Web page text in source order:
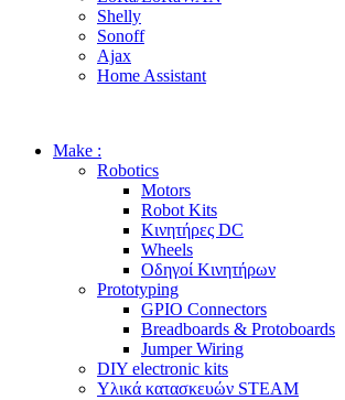
Shelly
Sonoff
Ajax
Home Assistant
Make :
Robotics
Motors
Robot Kits
Κινητήρες DC
Wheels
Οδηγοί Κινητήρων
Prototyping
GPIO Connectors
Breadboards & Protoboards
Jumper Wiring
DIY electronic kits
Υλικά κατασκευών STEAM